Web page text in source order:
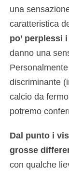
una
caratteristica
po’ perplessi
danno una
discriminante
calcio da
potremo
Dal punto i
grosse
con qualche